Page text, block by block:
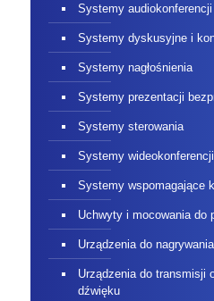
Systemy audiokonferencji
Systemy dyskusyjne i
Systemy nagłośnienia
Systemy prezentacji
Systemy sterowania
Systemy wideokonferencji
Systemy wspomagające
Uchwyty i mocowania do
Urządzenia do
Urządzenia do transmisji
dźwięku